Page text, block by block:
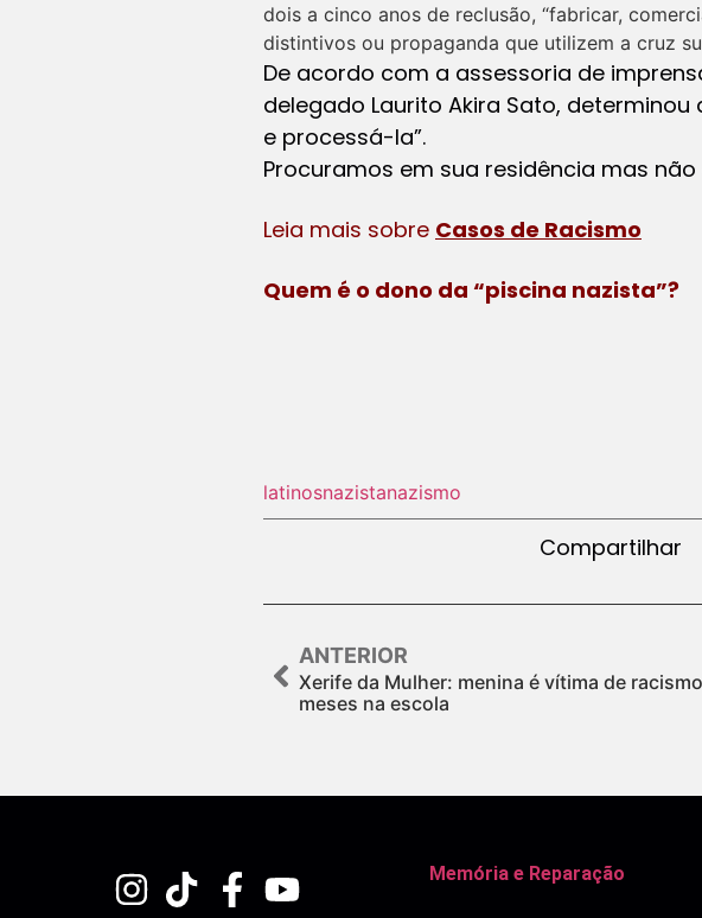
dois a cinco anos de reclusão, “fabricar,
distintivos ou propaganda que utilizem a cruz
De acordo com a assessoria de
delegado Laurito Akira Sato,
e processá-la”.
Procuramos em sua residência mas
Leia mais sobre Casos de Racismo
Quem é o dono da “piscina nazista”?
latinosnazistanazismo
Compartilhar
ANTERIOR
Xerife da Mulher: menina é vítima de
meses na escola
Memória e Reparação